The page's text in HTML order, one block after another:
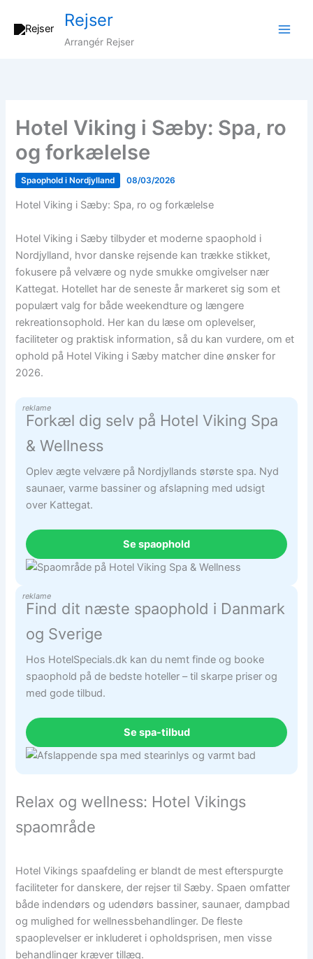
Rejser
Arrangér Rejser
Hotel Viking i Sæby: Spa, ro
og forkælelse
Spaophold i Nordjylland 08/03/2026
Hotel Viking i Sæby: Spa, ro og forkælelse
Hotel Viking i Sæby tilbyder et moderne spaophold i
Nordjylland, hvor danske rejsende kan trække stikket,
fokusere på velvære og nyde smukke omgivelser nær
Kattegat. Hotellet har de seneste år markeret sig som et
populært valg for både weekendture og længere
rekreationsophold. Her kan du læse om oplevelser,
faciliteter og praktisk information, så du kan vurdere, om et
ophold på Hotel Viking i Sæby matcher dine ønsker for
2026.
reklame
Forkæl dig selv på Hotel Viking Spa
& Wellness
Oplev ægte velvære på Nordjyllands største spa. Nyd
saunaer, varme bassiner og afslapning med udsigt
over Kattegat.
Se spaophold
reklame
Find dit næste spaophold i Danmark
og Sverige
Hos HotelSpecials.dk kan du nemt finde og booke
spaophold på de bedste hoteller – til skarpe priser og
med gode tilbud.
Se spa-tilbud
Relax og wellness: Hotel Vikings
spaområde
Hotel Vikings spaafdeling er blandt de mest efterspurgte
faciliteter for danskere, der rejser til Sæby. Spaen omfatter
både indendørs og udendørs bassiner, saunaer, dampbad
og mulighed for wellnessbehandlinger. De fleste
spaoplevelser er inkluderet i opholdsprisen, men visse
behandlinger kræver tillæg.